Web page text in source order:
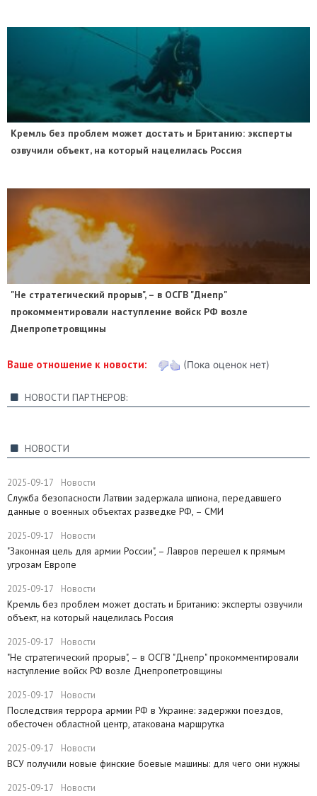
​Кремль без проблем может достать и Британию: эксперты
озвучили объект, на который нацелилась Россия
"Не стратегический прорыв", – в ОСГВ "Днепр"
прокомментировали наступление войск РФ возле
Днепропетровщины
Ваше отношение к новости: (Пока оценок нет)
НОВОСТИ ПАРТНЕРОВ:
НОВОСТИ
2025-09-17 Новости
Служба безопасности Латвии задержала шпиона, передавшего
данные о военных объектах разведке РФ, – СМИ
2025-09-17 Новости
"Законная цель для армии России", – Лавров перешел к прямым
угрозам Европе
2025-09-17 Новости
​Кремль без проблем может достать и Британию: эксперты озвучили
объект, на который нацелилась Россия
2025-09-17 Новости
"Не стратегический прорыв", – в ОСГВ "Днепр" прокомментировали
наступление войск РФ возле Днепропетровщины
2025-09-17 Новости
Последствия террора армии РФ в Украине: задержки поездов,
обесточен областной центр, атакована маршрутка
2025-09-17 Новости
ВСУ получили новые финские боевые машины: для чего они нужны
2025-09-17 Новости